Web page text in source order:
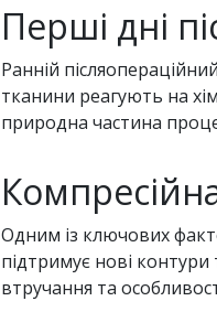
Перші дні
Ранній
тканини реагують на
природна частина
Одним із ключових
підтримує нові контури
втручання та